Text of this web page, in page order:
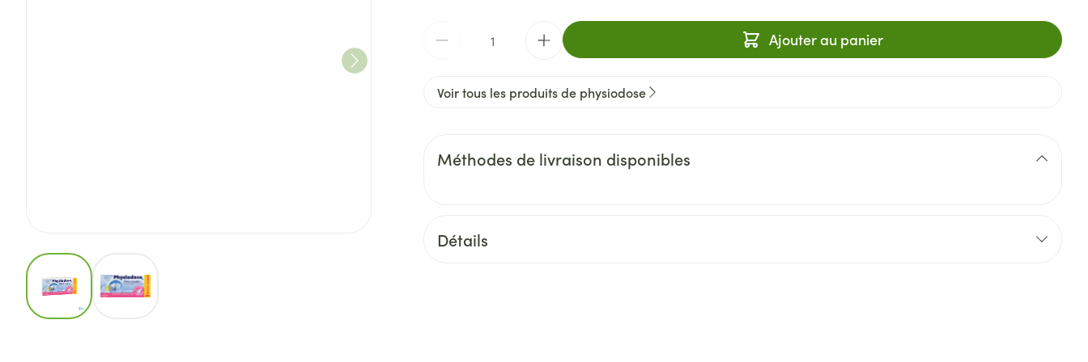
View larger image
Ajouter au panier
Voir tous les produits de physiodose
Méthodes de livraison disponibles
Détails